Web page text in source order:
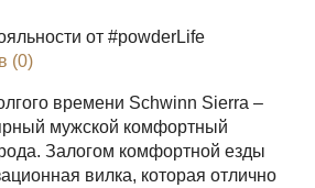
(0)
времени Schwinn Sierra –
мужской комфортный
Залогом комфортной езды
вилка, которая отлично